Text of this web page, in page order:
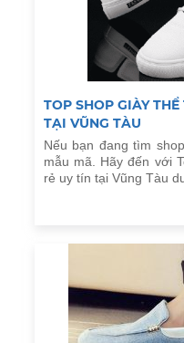
TOP SHOP GIÀY
TẠI VŨNG TÀU
Nếu bạn đang tìm
mẫu mã. Hãy đến với
rẻ uy tín tại Vũng Tàu